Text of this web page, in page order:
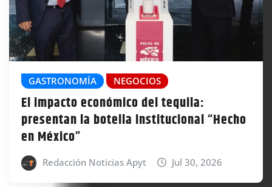
GASTRONOMÍA NEGOCIOS
El impacto económico del tequila:
presentan la botella institucional “Hecho
en México”
Redacción Noticias Apyt Jul 30, 2026